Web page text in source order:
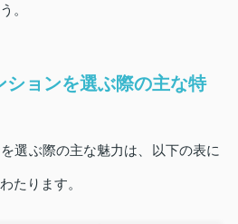
。
ションを選ぶ際の主な特
選ぶ際の主な魅力は、以下の表に
たります。